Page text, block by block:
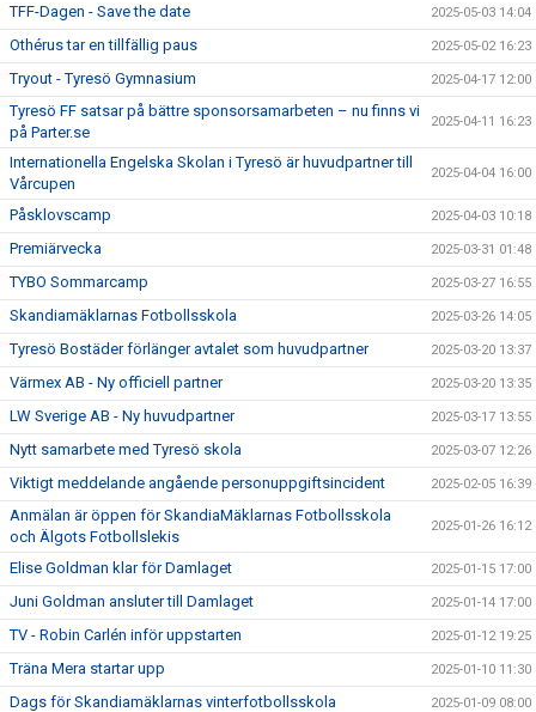
TFF-Dagen - Save the date 2025-05-03 14:04
Othérus tar en tillfällig paus 2025-05-02 16:23
Tryout - Tyresö Gymnasium 2025-04-17 12:00
Tyresö FF satsar på bättre sponsorsamarbeten – nu finns vi
på Parter.se
2025-04-11 16:23
Internationella Engelska Skolan i Tyresö är huvudpartner till
Vårcupen
2025-04-04 16:00
Påsklovscamp 2025-04-03 10:18
Premiärvecka 2025-03-31 01:48
TYBO Sommarcamp 2025-03-27 16:55
Skandiamäklarnas Fotbollsskola 2025-03-26 14:05
Tyresö Bostäder förlänger avtalet som huvudpartner 2025-03-20 13:37
Värmex AB - Ny officiell partner 2025-03-20 13:35
LW Sverige AB - Ny huvudpartner 2025-03-17 13:55
Nytt samarbete med Tyresö skola 2025-03-07 12:26
Viktigt meddelande angående personuppgiftsincident 2025-02-05 16:39
Anmälan är öppen för SkandiaMäklarnas Fotbollsskola
och Älgots Fotbollslekis
2025-01-26 16:12
Elise Goldman klar för Damlaget 2025-01-15 17:00
Juni Goldman ansluter till Damlaget 2025-01-14 17:00
TV - Robin Carlén inför uppstarten 2025-01-12 19:25
Träna Mera startar upp 2025-01-10 11:30
Dags för Skandiamäklarnas vinterfotbollsskola 2025-01-09 08:00